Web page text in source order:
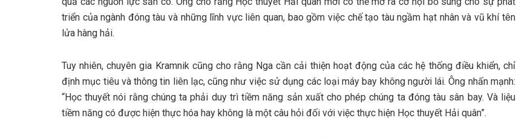
triển của ngành đóng tàu và những lĩnh vực liên quan, bao gồm việc chế tạo tàu ngầm hạt nhân và vũ khí tên
lửa hàng hải.
Tuy nhiên, chuyên gia Kramnik cũng cho rằng Nga cần cải thiện hoạt động của các hệ thống điều khiển, chỉ
định mục tiêu và thông tin liên lạc, cũng như việc sử dụng các loại máy bay không người lái. Ông nhấn mạnh:
“Học thuyết nói rằng chúng ta phải duy trì tiềm năng sản xuất cho phép chúng ta đóng tàu sân bay. Và liệu
tiềm năng có được hiện thực hóa hay không là một câu hỏi đối với việc thực hiện Học thuyết Hải quân”.